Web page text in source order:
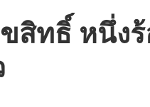
สิทธิ์ หนึ่ง